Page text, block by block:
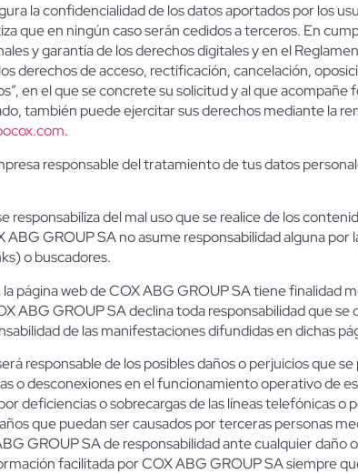
la confidencialidad de los datos aportados por los
que en ningún caso serán cedidos a terceros. En
y garantía de los derechos digitales y en el
derechos de acceso, rectificación, cancelación,
en el que se concrete su solicitud y al que
también puede ejercitar sus derechos mediante la
.
responsable del tratamiento de tus datos
responsabiliza del mal uso que se realice de los
ABG GROUP SA no asume responsabilidad alguna
o buscadores.
página web de COX ABG GROUP SA tiene
ABG GROUP SA declina toda responsabilidad que
de las manifestaciones difundidas en dichas
responsable de los posibles daños o perjuicios que
o desconexiones en el funcionamiento operativo de
deficiencias o sobrecargas de las líneas telefónicas
que puedan ser causados por terceras personas
GROUP SA de responsabilidad ante cualquier
facilitada por COX ABG GROUP SA siempre